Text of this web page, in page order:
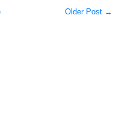
Older Post →